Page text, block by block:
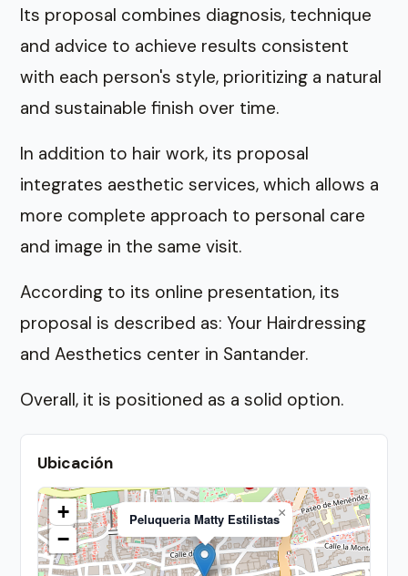
Its proposal combines diagnosis, technique
and advice to achieve results consistent
with each person's style, prioritizing a natural
and sustainable finish over time.
In addition to hair work, its proposal
integrates aesthetic services, which allows a
more complete approach to personal care
and image in the same visit.
According to its online presentation, its
proposal is described as: Your Hairdressing
and Aesthetics center in Santander.
Overall, it is positioned as a solid option.
Ubicación
Peluqueria Matty Estilistas×
+
−